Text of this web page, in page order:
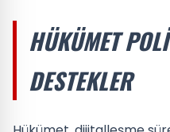
HÜKÜMET
DESTEKLER